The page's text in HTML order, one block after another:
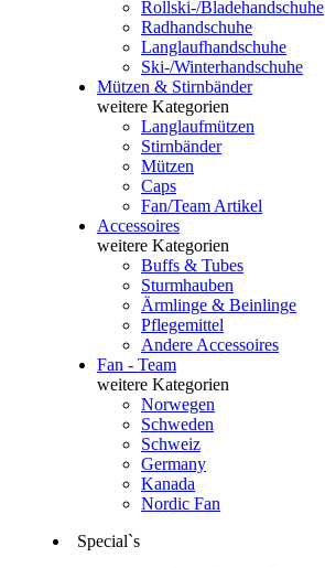
Rollski-/Bladehandschuhe
Radhandschuhe
Langlaufhandschuhe
Ski-/Winterhandschuhe
Mützen & Stirnbänder
weitere Kategorien
Langlaufmützen
Stirnbänder
Mützen
Caps
Fan/Team Artikel
Accessoires
weitere Kategorien
Buffs & Tubes
Sturmhauben
Ärmlinge & Beinlinge
Pflegemittel
Andere Accessoires
Fan - Team
weitere Kategorien
Norwegen
Schweden
Schweiz
Germany
Kanada
Nordic Fan
Special`s